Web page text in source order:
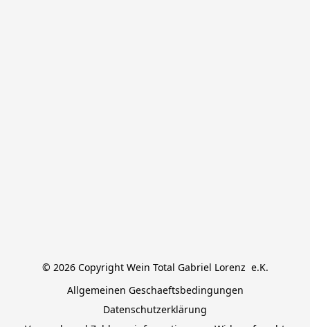
© 2026 Copyright Wein Total Gabriel Lorenz  e.K.
Allgemeinen Geschaeftsbedingungen
Datenschutzerklärung